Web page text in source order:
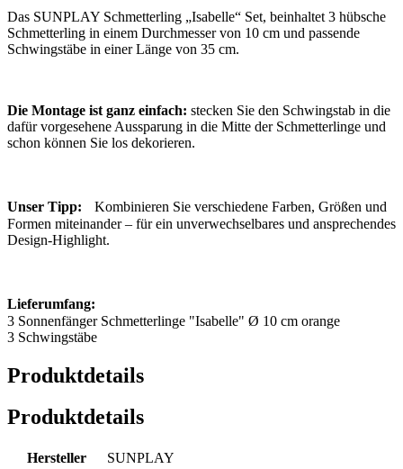
Das SUNPLAY Schmetterling „Isabelle“ Set, beinhaltet 3 hübsche
Schmetterling in einem Durchmesser von 10 cm und passende
Schwingstäbe in einer Länge von 35 cm.
Die Montage ist ganz einfach: stecken Sie den Schwingstab in die
dafür vorgesehene Aussparung in die Mitte der Schmetterlinge und
schon können Sie los dekorieren.
Unser Tipp: Kombinieren Sie verschiedene Farben, Größen und
Formen miteinander – für ein unverwechselbares und ansprechendes
Design-Highlight.
Lieferumfang:
3 Sonnenfänger Schmetterlinge "Isabelle" Ø 10 cm orange
3 Schwingstäbe
Produktdetails
Produktdetails
Hersteller SUNPLAY